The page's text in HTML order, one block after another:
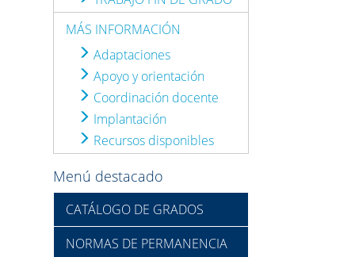
MÁS INFORMACIÓN
Adaptaciones
Apoyo y orientación
Coordinación docente
Implantación
Recursos disponibles
Menú destacado
CATÁLOGO DE GRADOS
NORMAS DE PERMANENCIA